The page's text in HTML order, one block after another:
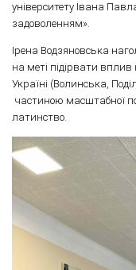
університету Івана
задоволенням».
Ірена Водзяновська
на меті підірвати
Україні (Волинська,
частиною масштабної
латинство.